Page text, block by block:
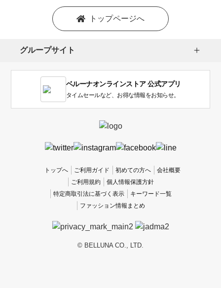
い
トップページへ
グループサイト
ベルーナオンラインストア 公式アプリ
タイムセールなど、お得な情報をお知らせ。
トップへ ご利用ガイド 初めての方へ
会社概要
ご利用規約
個人情報保護方針
特定商取引法に基づく表示
キーワード一覧
ファッション情報まとめ
© BELLUNA CO., LTD.